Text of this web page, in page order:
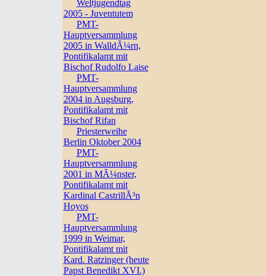
Weltjugendtag
2005 - Juventutem
PMT-
Hauptversammlung
2005 in WalldÃ¼rn,
Pontifikalamt mit
Bischof Rudolfo Laise
PMT-
Hauptversammlung
2004 in Augsburg,
Pontifikalamt mit
Bischof Rifan
Priesterweihe
Berlin Oktober 2004
PMT-
Hauptversammlung
2001 in MÃ¼nster,
Pontifikalamt mit
Kardinal CastrillÃ³n
Hoyos
PMT-
Hauptversammlung
1999 in Weimar,
Pontifikalamt mit
Kard. Ratzinger (heute
Papst Benedikt XVI.)